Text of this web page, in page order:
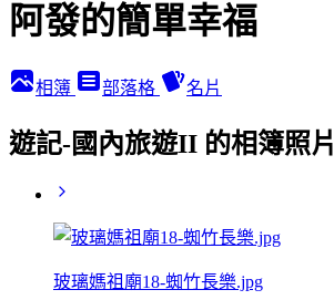
阿發的簡單幸福
相簿 部落格 名片
遊記-國內旅遊II 的相簿照片
玻璃媽祖廟18-蜘竹長樂.jpg